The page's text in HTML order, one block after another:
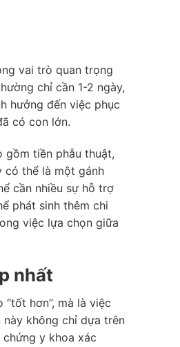
vai trò quan trọng
chỉ cần 1-2 ngày,
hưởng đến việc phục
có con lớn.
gồm tiền phẫu thuật,
có thể là một gánh
cần nhiều sự hỗ trợ
phát sinh thêm chi
việc lựa chọn giữa
nhất
hơn”, mà là việc
này không chỉ dựa trên
y khoa xác